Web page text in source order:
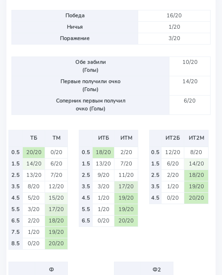
Победа
16/20
Ничья
1/20
Поражение
3/20
Обе забили
(Голы)
10/20
Первые получили очко
(Голы)
14/20
Соперник первым получил
очко (Голы)
6/20
ТБ
ТМ
0.5
20/20
0/20
1.5
14/20
6/20
2.5
13/20
7/20
3.5
8/20
12/20
4.5
5/20
15/20
5.5
3/20
17/20
6.5
2/20
18/20
7.5
1/20
19/20
8.5
0/20 20/20
ИТБ
ИТМ
0.5
18/20
2/20
1.5
13/20
7/20
2.5
9/20
11/20
3.5
3/20
17/20
4.5
1/20
19/20
5.5
1/20
19/20
6.5
0/20 20/20
ИТ2Б
ИТ2М
0.5
12/20
8/20
1.5
6/20
14/20
2.5
2/20
18/20
3.5
1/20
19/20
4.5
0/20 20/20
Ф
Ф2